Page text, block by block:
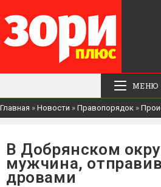
МЕНЮ
Главная » Новости » Правопорядок »
В Добрянском
мужчина,
дровами